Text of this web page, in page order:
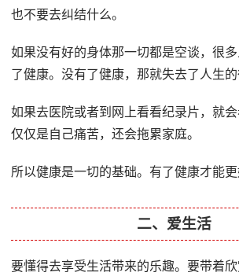
也不要去纠结什么。
如果没有好的身体那一切都是空谈，很
了健康。没有了健康，那就失去了人生的
如果去医院或者到网上看看纪录片，就
仅仅是自己痛苦，还会拖累家庭。
所以健康是一切的基础。有了健康才能
二、爱生活
要懂得去享受生活带来的乐趣。要带着